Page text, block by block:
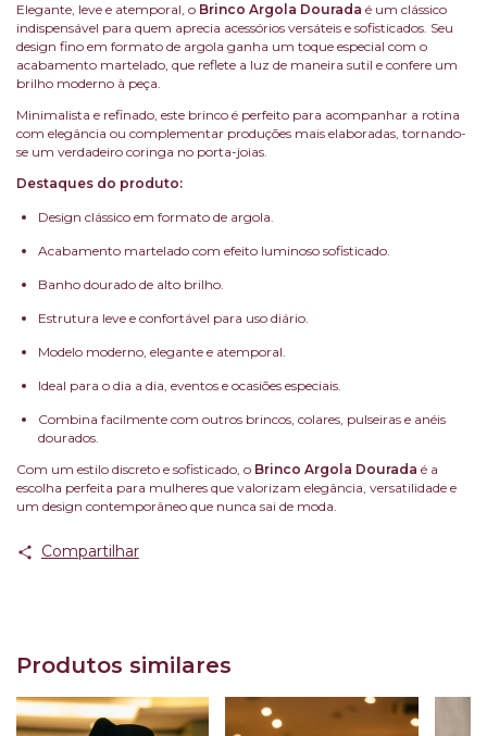
Elegante, leve e atemporal, o Brinco Argola Dourada é um clássico
indispensável para quem aprecia acessórios versáteis e sofisticados. Seu
design fino em formato de argola ganha um toque especial com o
acabamento martelado, que reflete a luz de maneira sutil e confere um
brilho moderno à peça.
Minimalista e refinado, este brinco é perfeito para acompanhar a rotina
com elegância ou complementar produções mais elaboradas, tornando-
se um verdadeiro coringa no porta-joias.
Destaques do produto:
Design clássico em formato de argola.
Acabamento martelado com efeito luminoso sofisticado.
Banho dourado de alto brilho.
Estrutura leve e confortável para uso diário.
Modelo moderno, elegante e atemporal.
Ideal para o dia a dia, eventos e ocasiões especiais.
Combina facilmente com outros brincos, colares, pulseiras e anéis
dourados.
Com um estilo discreto e sofisticado, o Brinco Argola Dourada é a
escolha perfeita para mulheres que valorizam elegância, versatilidade e
um design contemporâneo que nunca sai de moda.
Compartilhar
Produtos similares